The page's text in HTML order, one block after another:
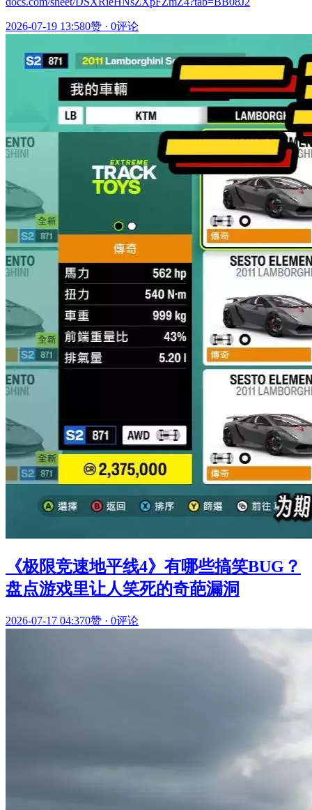
2026-07-19 13:580赞 · 0评论
《极限竞速地平线4》有哪些搞笑BUG？
盘点游戏里让人笑死的奇葩漏洞
2026-07-17 04:370赞 · 0评论